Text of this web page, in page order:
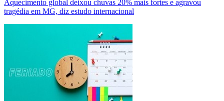
Aquecimento global deixou chuvas 20% mais fortes e agravou
tragédia em MG, diz estudo internacional